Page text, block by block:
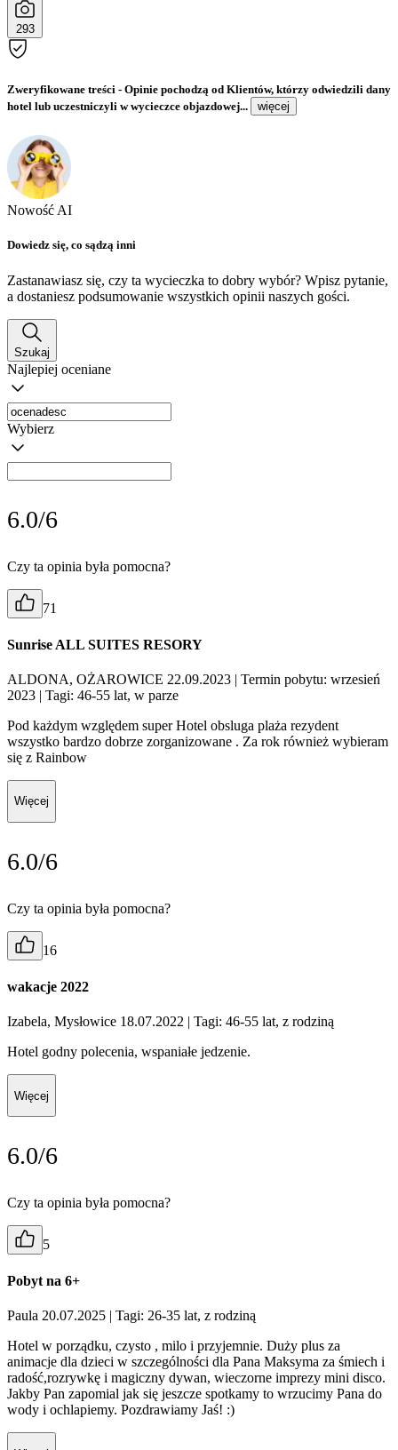
293
Zweryfikowane treści - Opinie pochodzą od Klientów, którzy odwiedzili dany
hotel lub uczestniczyli w wycieczce objazdowej...
więcej
Nowość AI
Dowiedz się, co sądzą inni
Zastanawiasz się, czy ta wycieczka to dobry wybór? Wpisz pytanie,
a dostaniesz podsumowanie wszystkich opinii naszych gości.
Szukaj
Najlepiej oceniane
Wybierz
6.0/6
Czy ta opinia była pomocna?
71
Sunrise ALL SUITES RESORY
ALDONA, OŻAROWICE 22.09.2023 | Termin pobytu: wrzesień
2023 | Tagi: 46-55 lat, w parze
Pod każdym względem super Hotel obsluga plaża rezydent
wszystko bardzo dobrze zorganizowane . Za rok również wybieram
się z Rainbow
Więcej
6.0/6
Czy ta opinia była pomocna?
16
wakacje 2022
Izabela, Mysłowice 18.07.2022 | Tagi: 46-55 lat, z rodziną
Hotel godny polecenia, wspaniałe jedzenie.
Więcej
6.0/6
Czy ta opinia była pomocna?
5
Pobyt na 6+
Paula 20.07.2025
| Tagi: 26-35 lat, z rodziną
Hotel w porządku, czysto , milo i przyjemnie. Duży plus za
animacje dla dzieci w szczególności dla Pana Maksyma za śmiech i
radość,rozrywkę i magiczny dywan, wieczorne imprezy mini disco.
Jakby Pan zapomial jak się jeszcze spotkamy to wrzucimy Pana do
wody i ochlapiemy. Pozdrawiamy Jaś! :)